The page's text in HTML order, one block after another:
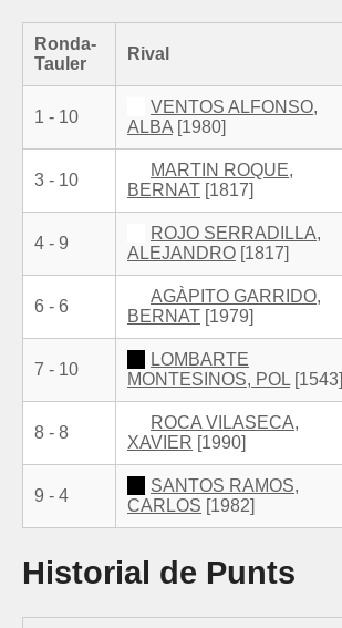
Ronda-
Tauler
Rival
1 - 10
VENTOS ALFONSO,
ALBA [1980]
3 - 10
MARTIN ROQUE,
BERNAT [1817]
4 - 9
ROJO SERRADILLA,
ALEJANDRO [1817]
6 - 6
AGÀPITO GARRIDO,
BERNAT [1979]
7 - 10
LOMBARTE
MONTESINOS, POL [1543]
8 - 8
ROCA VILASECA,
XAVIER [1990]
9 - 4
SANTOS RAMOS,
CARLOS [1982]
Historial de Punts